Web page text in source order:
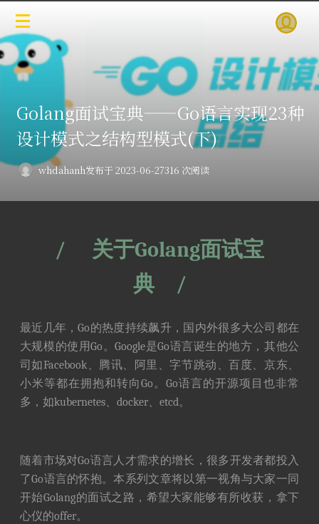
Golang面试宝典——Go语言实现23种
设计模式之结构型模式(下)
whdahanh发布于 2023-06-27316 次阅读
/
关于Golang面试宝
典
/
最近几年，Go的热度持续飙升，国内外很多大公司都在
大规模的使用Go。Google是Go语言诞生的地方，其他公
司如Facebook、腾讯、阿里、字节跳动、百度、京东、
小米等都在拥抱和转向Go。Go语言的开源项目也非常
多，如kubernetes、docker、etcd。
随着市场对Go语言人才需求的增长，很多开发者都投入
了Go语言的怀抱。本系列文章将以第一视角与大家一同
开始Golang的面试之路，希望大家能够有所收获，拿下
心仪的offer。